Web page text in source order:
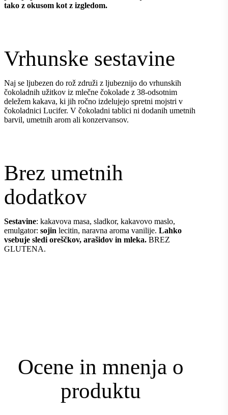
tako z okusom kot z izgledom.
Vrhunske sestavine
Naj se ljubezen do rož združi z ljubeznijo do vrhunskih
čokoladnih užitkov iz mlečne čokolade z 38-odsotnim
deležem kakava, ki jih ročno izdelujejo spretni mojstri v
čokoladnici Lucifer. V čokoladni tablici ni dodanih umetnih
barvil, umetnih arom ali konzervansov.
Brez umetnih
dodatkov
Sestavine: kakavova masa, sladkor, kakavovo maslo,
emulgator:sojin lecitin, naravna aroma vanilije.Lahko
vsebuje sledi oreščkov, arašidov in mleka.BREZ
GLUTENA.
Ocene in mnenja o
produktu